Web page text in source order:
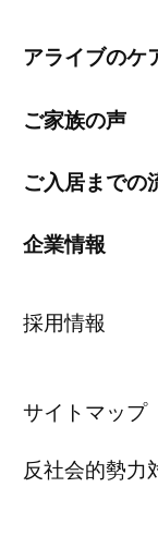
アライブのケ
ご家族の声
ご入居までの
企業情報
採用情報
サイトマップ
反社会的勢力